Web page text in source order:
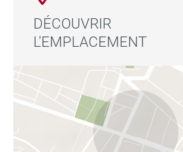
DÉCOUVRIR
L'EMPLACEMENT